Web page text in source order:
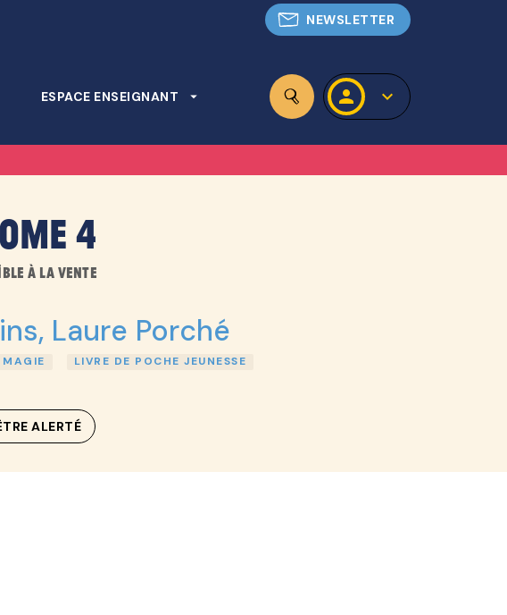
NEWSLETTER
personn keyboard_arrow_down
ESPACE ENSEIGNANT arrow_drop_down
search
4
à la vente
, Laure Porché
MAGIE LIVRE DE POCHE JEUNESSE
ALERTÉ